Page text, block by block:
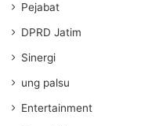
Pejabat
DPRD Jatim
Sinergi
ung palsu
Entertainment